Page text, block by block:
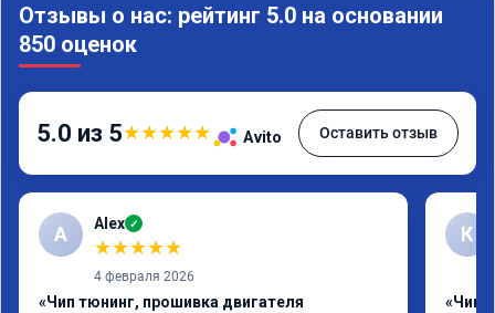
Отзывы о нас: рейтинг 5.0 на основании
850 оценок
5.0 из 5★★★★★ Avito Оставить отзыв
A Alex ✓
★★★★★
4 февраля 2026
«Чип тюнинг, прошивка двигателя
К
«Чип